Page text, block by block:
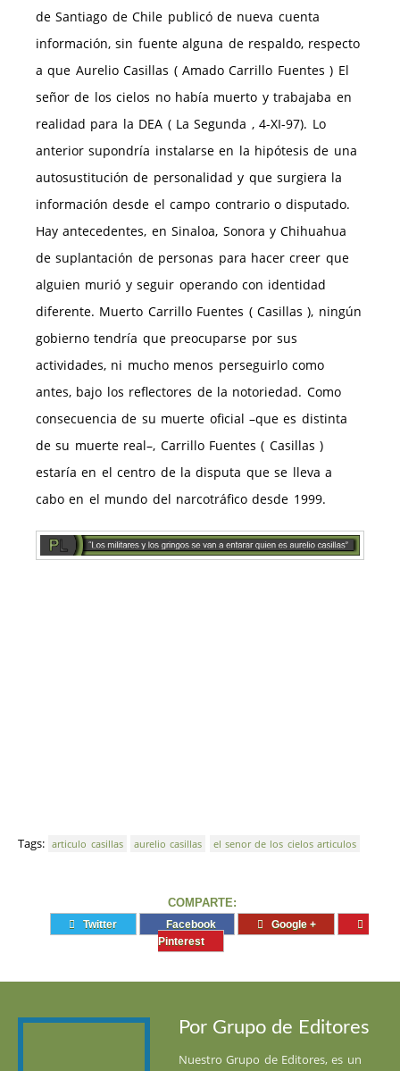
de Santiago de Chile publicó de nueva cuenta
información, sin fuente alguna de respaldo, respecto
a que Aurelio Casillas ( Amado Carrillo Fuentes ) El
señor de los cielos no había muerto y trabajaba en
realidad para la DEA ( La Segunda , 4-XI-97). Lo
anterior supondría instalarse en la hipótesis de una
autosustitución de personalidad y que surgiera la
información desde el campo contrario o disputado.
Hay antecedentes, en Sinaloa, Sonora y Chihuahua
de suplantación de personas para hacer creer que
alguien murió y seguir operando con identidad
diferente. Muerto Carrillo Fuentes ( Casillas ), ningún
gobierno tendría que preocuparse por sus
actividades, ni mucho menos perseguirlo como
antes, bajo los reflectores de la notoriedad. Como
consecuencia de su muerte oficial –que es distinta
de su muerte real–, Carrillo Fuentes ( Casillas )
estaría en el centro de la disputa que se lleva a
cabo en el mundo del narcotráfico desde 1999.
Tags: articulo casillas aurelio casillas el senor de los cielos articulos
COMPARTE:
Twitter Facebook
Google +
Pinterest
Por Grupo de Editores
Nuestro Grupo de Editores, es un